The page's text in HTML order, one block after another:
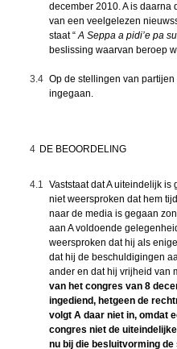
december 2010. A is daarna
van een veelgelezen
staat “A Seppa a pidi’e pa
beslissing waarvan beroep
3.4 Op de stellingen van
ingegaan.
4 DE BEOORDELING
4.1 Vaststaat dat A uiteindelijk
niet weersproken dat hem
naar de media is gegaan
aan A voldoende
weersproken dat hij als
dat hij de beschuldigingen
ander en dat hij vrijheid van
van het congres van 8
ingediend, hetgeen de
volgt A daar niet in, omdat
congres niet de
nu bij die besluitvorming